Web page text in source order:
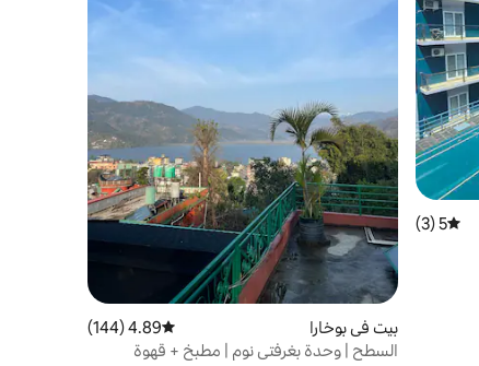
متوسط التقييم 5 من 5، 3 مراجعات
5 (3)
بيت في بوخارا متوسط التقييم 4.89 من 5، 144 مراجعات
4.89 (144)
السطح | وحدة بغرفتي نوم | مطبخ + قهوة